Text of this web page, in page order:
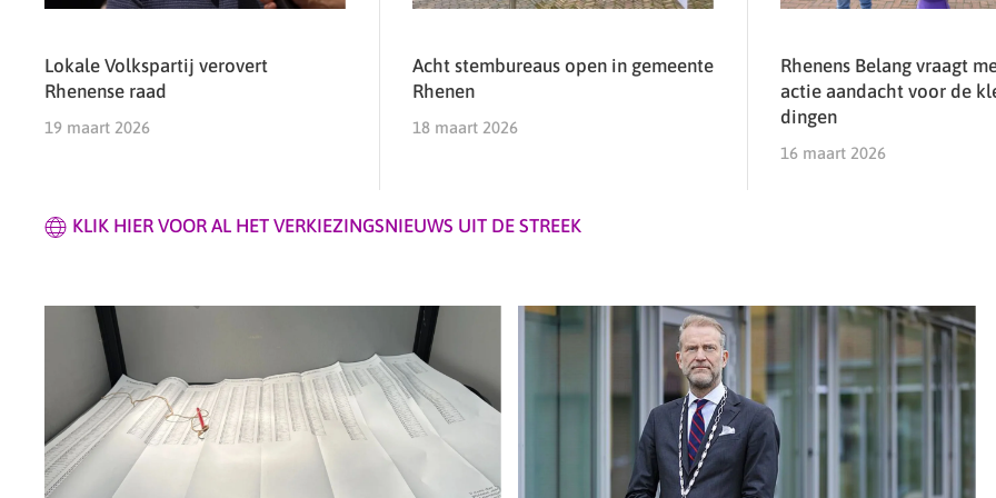
Lokale Volkspartij verovert
Rhenense raad
19 maart 2026
Acht stembureaus open in gemeente
Rhenen
18 maart 2026
Rhenens Belang vraagt
actie aandacht voor de
dingen
16 maart 2026
KLIK HIER VOOR AL HET VERKIEZINGSNIEUWS UIT DE STREEK